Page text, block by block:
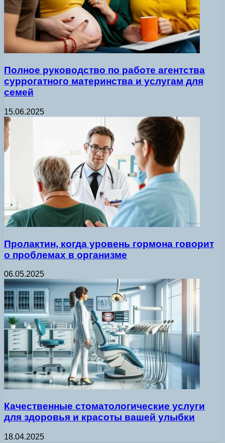
Полное руководство по работе агентства
суррогатного материнства и услугам для
семей
15.06.2025
Пролактин, когда уровень гормона говорит
о проблемах в организме
06.05.2025
Качественные стоматологические услуги
для здоровья и красоты вашей улыбки
18.04.2025